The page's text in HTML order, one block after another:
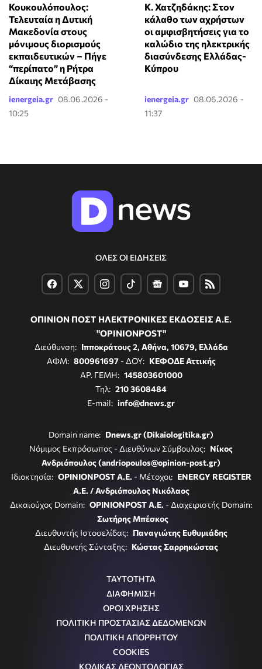
Κουκουλόπουλος:
Τελευταία η Δυτική
Μακεδονία στους
μόνιμους διορισμούς
εκπαιδευτικών – Πήγε
“περίπατο” η Ρήτρα
Δίκαιης Μετάβασης
ienergeia.gr 08.06.2026 -
10:25
Κ. Χατζηδάκης: Στον
κάλαθο των αχρήστων
οι αμφισβητήσεις για το
καλώδιο της ηλεκτρικής
διασύνδεσης Ελλάδας-
Κύπρου
ienergeia.gr 08.06.2026 -
11:37
ΟΛΕΣ ΟΙ ΕΙΔΗΣΕΙΣ
ΟΠΙΝΙΟΝ ΠΟΣΤ ΗΛΕΚΤΡΟΝΙΚΕΣ ΕΚΔΟΣΕΙΣ Α.Ε.
"OPINIONPOST"
Διεύθυνση: Ιπποκράτους 2, Αθήνα, 10679, Ελλάδα
ΑΦΜ: 800961697- ΔΟΥ: ΚΕΦΟΔΕ Αττικής
ΑΡ. ΓΕΜΗ: 145803601000
Τηλ: 210 3608484
E-mail: info@dnews.gr
Domain name: Dnews.gr (Dikaiologitika.gr)
Νόμιμος Εκπρόσωπος - Διευθύνων Σύμβουλος: Νίκος
Ανδριόπουλος (andriopoulos@opinion-post.gr)
Ιδιοκτησία: OPINIONPOST A.E. - Μέτοχοι: ENERGY REGISTER
Α.Ε. / Ανδριόπουλος Νικόλαος
Δικαιούχος Domain: OPINIONPOST A.E. - Διαχειριστής Domain:
Σωτήρης Μπέσκος
Διευθυντής Ιστοσελίδας: Παναγιώτης Ευθυμιάδης
Διευθυντής Σύνταξης: Κώστας Σαρρηκώστας
ΤΑΥΤΟΤΗΤΑ
ΔΙΑΦΗΜΙΣΗ
ΟΡΟΙ ΧΡΗΣΗΣ
ΠΟΛΙΤΙΚΗ ΠΡΟΣΤΑΣΙΑΣ ΔΕΔΟΜΕΝΩΝ
ΠΟΛΙΤΙΚΗ ΑΠΟΡΡΗΤΟΥ
COOKIES
ΚΩΔΙΚΑΣ ΔΕΟΝΤΟΛΟΓΙΑΣ